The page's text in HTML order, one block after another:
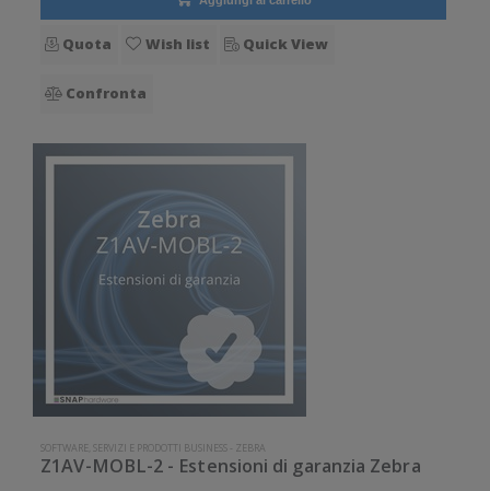
Quota Wish list Quick View
Confronta
SOFTWARE, SERVIZI E PRODOTTI BUSINESS - ZEBRA
Z1AV-MOBL-2 - Estensioni di garanzia Zebra